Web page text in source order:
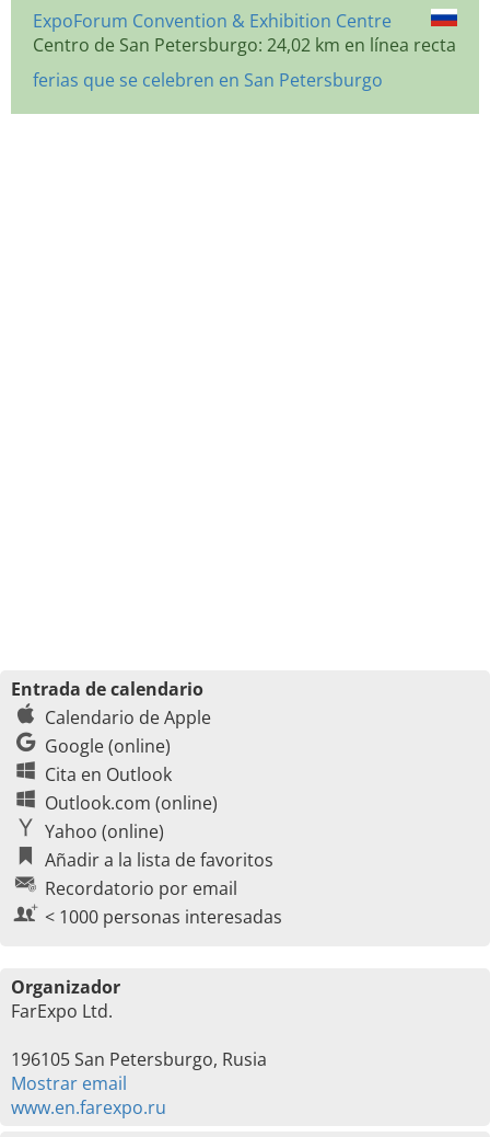
ExpoForum Convention & Exhibition Centre
Centro de San Petersburgo: 24,02 km en línea recta
ferias que se celebren en San Petersburgo
Entrada de calendario
Calendario de Apple
Google (online)
Cita en Outlook
Outlook.com (online)
Yahoo (online)
Añadir a la lista de favoritos
Recordatorio por email
< 1000 personas interesadas
Organizador
FarExpo Ltd.
196105 San Petersburgo, Rusia
Mostrar email
www.en.farexpo.ru